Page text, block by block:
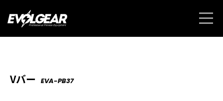
Vバー EVA-PB37